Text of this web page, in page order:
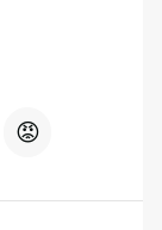
😡